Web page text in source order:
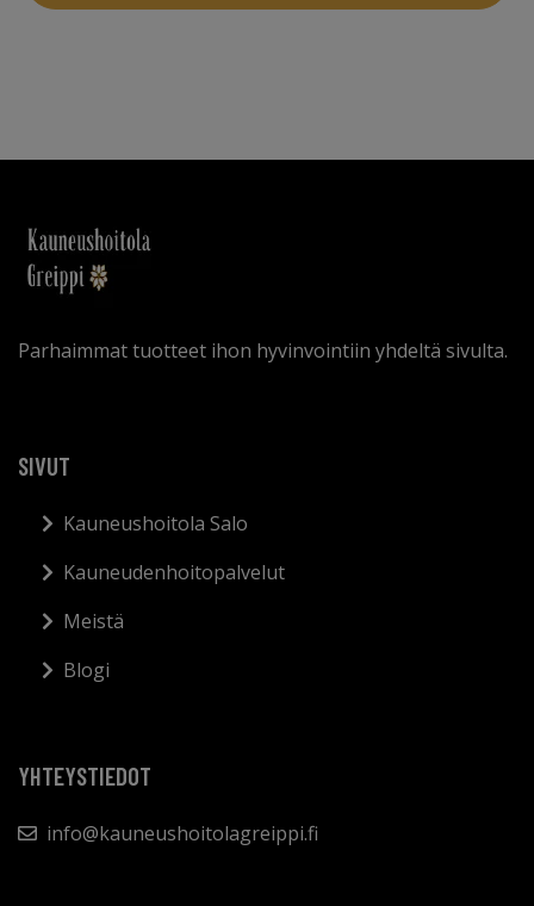
Parhaimmat tuotteet ihon hyvinvointiin yhdeltä sivulta.
SIVUT
Kauneushoitola Salo
Kauneudenhoitopalvelut
Meistä
Blogi
YHTEYSTIEDOT
info@kauneushoitolagreippi.fi